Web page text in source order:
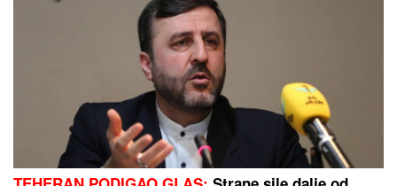
MUČANj POD ZAŠTITOM:
Ministarstvo zaštite životne sredine
pokrenulo postupak